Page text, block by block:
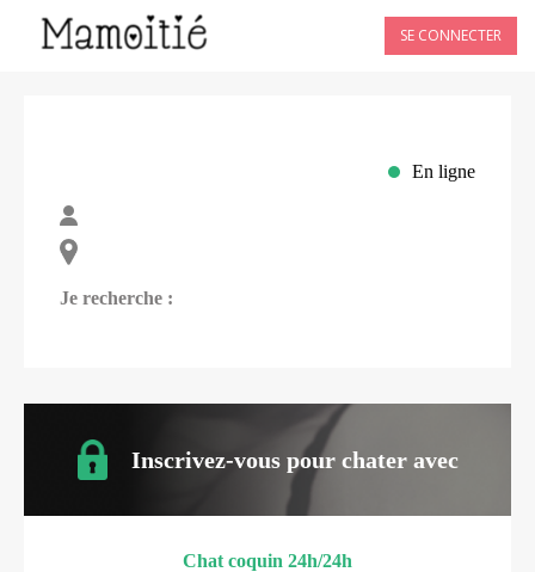
SE CONNECTER
En ligne
Je recherche :
Inscrivez-vous pour chater avec
Chat coquin 24h/24h